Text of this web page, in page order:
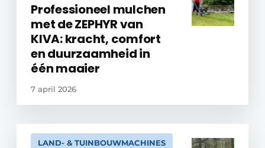
Professioneel mulchen
met de ZEPHYR van
KIVA: kracht, comfort
en duurzaamheid in
één maaier
7 april 2026
LAND- & TUINBOUWMACHINES